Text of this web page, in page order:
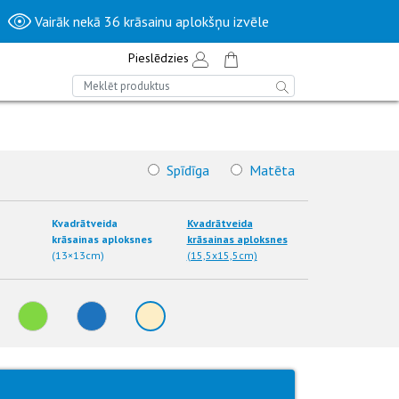
Vairāk nekā 36 krāsainu aplokšņu izvēle
Pieslēdzies
Spīdīga Matēta
Kvadrātveida
krāsainas aploksnes
(13×13cm)
Kvadrātveida
krāsainas aploksnes
(15,5x15,5cm)